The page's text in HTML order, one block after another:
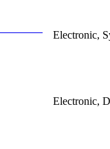
Electronic,
Electronic,